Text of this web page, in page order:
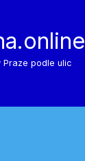
Praze podle ulic